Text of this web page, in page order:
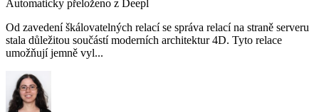
Automaticky přeloženo z Deepl
Od zavedení škálovatelných relací se správa relací na straně serveru
stala důležitou součástí moderních architektur 4D. Tyto relace
umožňují jemně vyl...